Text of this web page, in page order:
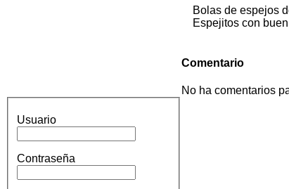
Bolas de espejos
Espejitos con
Comentario
No ha comentarios
Usuario
Contraseña